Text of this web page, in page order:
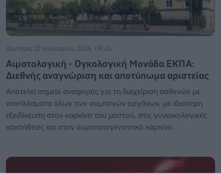
Δευτέρα, 12 Ιανουαρίου 2026, 09:24
Αιματολογική - Ογκολογική Μονάδα ΕΚΠΑ:
Διεθνής αναγνώριση και αποτύπωμα αριστείας
Αποτελεί σημείο αναφοράς για τη διαχείριση ασθενών με
νεοπλάσματα όλων των συμπαγών οργάνων, με ιδιαίτερη
εξειδίκευση στον καρκίνο του μαστού, στις γυναικολογικές
κακοήθειες και στον ουροποιογεννητικό καρκίνο.